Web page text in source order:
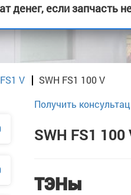
денег, если запчасть
V SWH FS1 100 V
Получить
SWH FS1 100
ТЭНы